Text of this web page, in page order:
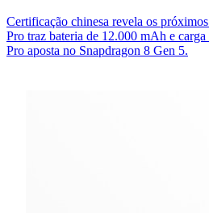
Certificação chinesa revela os
Pro traz bateria de 12.000 mAh e
Pro aposta no Snapdragon 8 Gen 5.